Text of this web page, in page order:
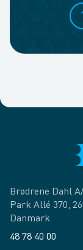
1
Brødrene Dahl
Park Allé 370,
Danmark
48 78 40 00